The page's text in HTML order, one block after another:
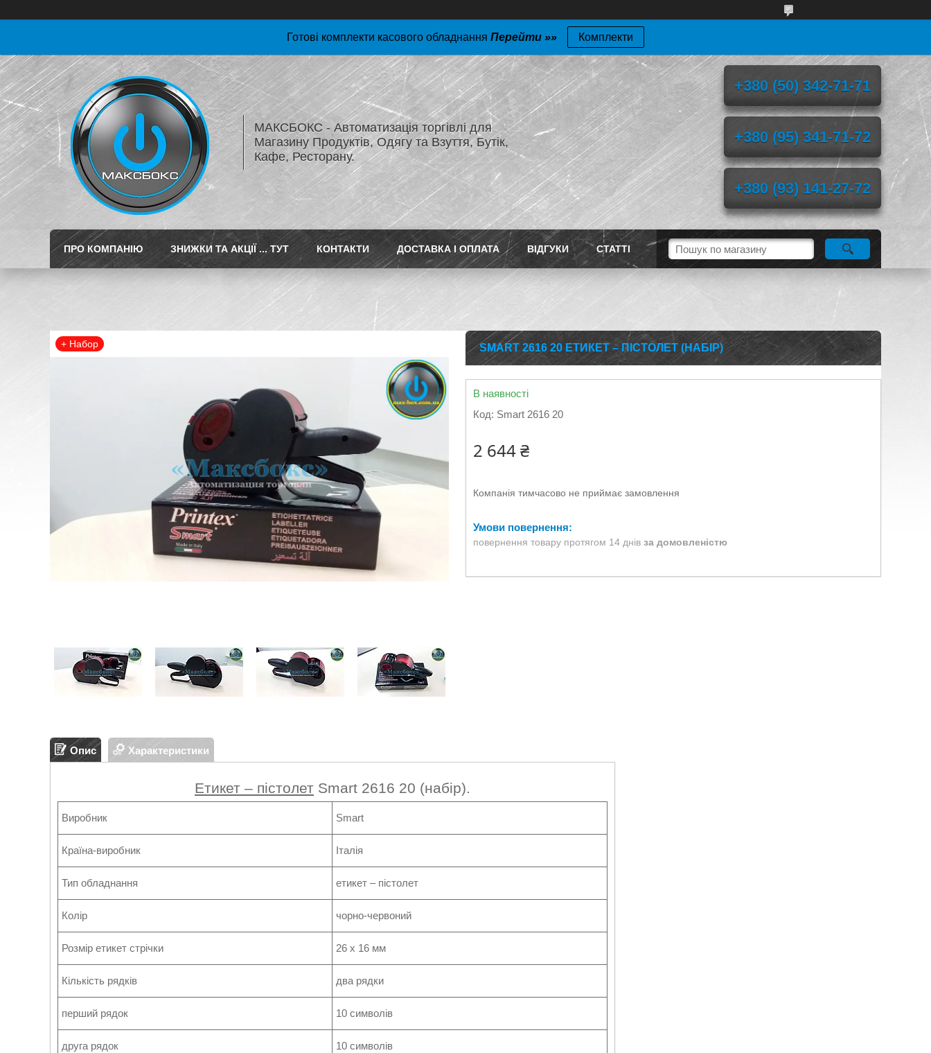
Готові комплекти касового обладнання Перейти »» Комплекти
МАКСБОКС - Автоматизація торгівлі для
Магазину Продуктів, Одягу та Взуття, Бутік,
Кафе, Ресторану.
+380 (50) 342-71-71
+380 (95) 341-71-72
+380 (93) 141-27-72
ПРО КОМПАНІЮ ЗНИЖКИ ТА АКЦІЇ ... ТУТ КОНТАКТИ ДОСТАВКА І ОПЛАТА ВІДГУКИ СТАТТІ
+ Набор SMART 2616 20 ЕТИКЕТ – ПІСТОЛЕТ (НАБІР)
В наявності
Код: Smart 2616 20
2 644 ₴
Компанія тимчасово не приймає замовлення
повернення товару протягом 14 днів за домовленістю
Опис Характеристики
Етикет – пістолет Smart 2616 20 (набір).
Виробник Smart
Країна-виробник Італія
Тип обладнання етикет – пістолет
Колір чорно-червоний
Розмір етикет стрічки 26 x 16 мм
Кількість рядків два рядки
перший рядок 10 символів
друга рядок 10 символів